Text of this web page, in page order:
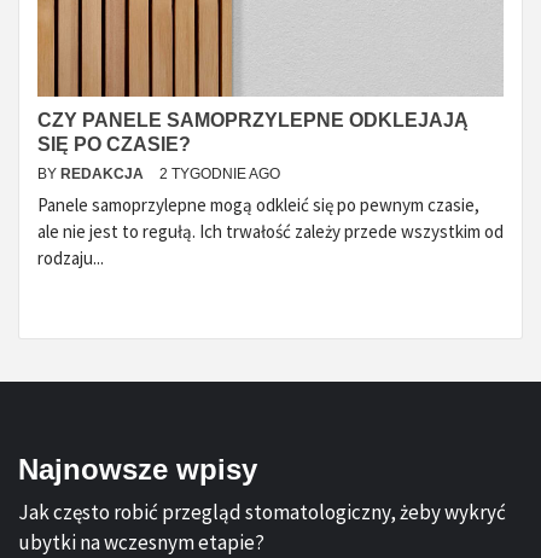
CZY PANELE SAMOPRZYLEPNE ODKLEJAJĄ
SIĘ PO CZASIE?
BY REDAKCJA 2 TYGODNIE AGO
Panele samoprzylepne mogą odkleić się po pewnym czasie,
ale nie jest to regułą. Ich trwałość zależy przede wszystkim od
rodzaju...
Najnowsze wpisy
Jak często robić przegląd stomatologiczny, żeby wykryć
ubytki na wczesnym etapie?